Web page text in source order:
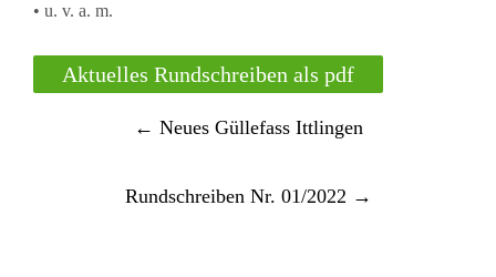
• u. v. a. m.
Aktuelles Rundschreiben als pdf
← Neues Güllefass Ittlingen
Rundschreiben Nr. 01/2022 →